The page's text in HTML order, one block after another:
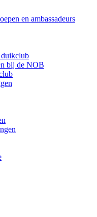
en ambassadeurs
bij de NOB